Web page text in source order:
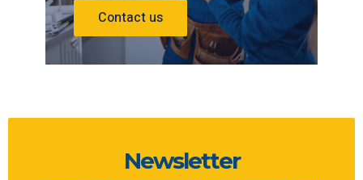
Contact us
Newsletter